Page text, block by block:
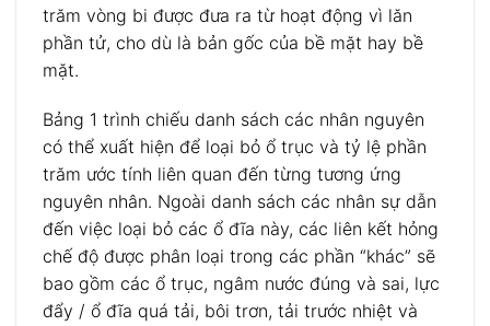
trăm vòng bi được đưa ra từ hoạt động vì lăn
phần tử, cho dù là bản gốc của bề mặt hay bề
mặt.
Bảng 1 trình chiếu danh sách các nhân nguyên
có thể xuất hiện để loại bỏ ổ trục và tỷ lệ phần
trăm ước tính liên quan đến từng tương ứng
nguyên nhân. Ngoài danh sách các nhân sự dẫn
đến việc loại bỏ các ổ đĩa này, các liên kết hỏng
chế độ được phân loại trong các phần “khác” sẽ
bao gồm các ổ trục, ngâm nước đúng và sai, lực
đẩy / ổ đĩa quá tải, bôi trơn, tải trước nhiệt và